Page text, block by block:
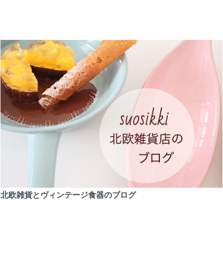
北欧雑貨とヴィンテージ食器のブログ